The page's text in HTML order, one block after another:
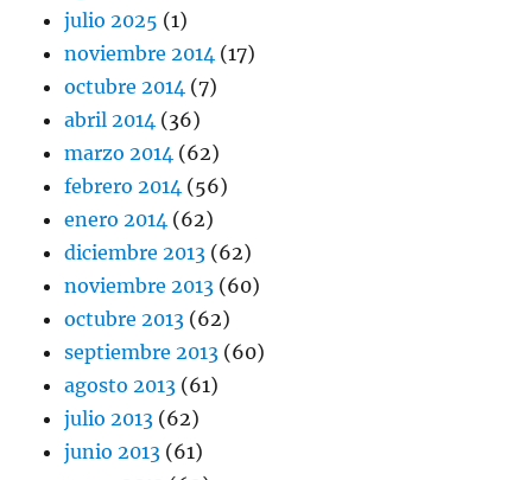
julio 2025 (1)
noviembre 2014 (17)
octubre 2014 (7)
abril 2014 (36)
marzo 2014 (62)
febrero 2014 (56)
enero 2014 (62)
diciembre 2013 (62)
noviembre 2013 (60)
octubre 2013 (62)
septiembre 2013 (60)
agosto 2013 (61)
julio 2013 (62)
junio 2013 (61)